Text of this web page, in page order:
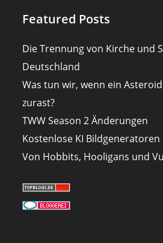
Featured Posts
Die Trennung von Kirche und
Deutschland
Was tun wir, wenn ein
zurast?
TWW Season 2 Änderungen
Kostenlose KI Bildgeneratoren
Von Hobbits, Hooligans und